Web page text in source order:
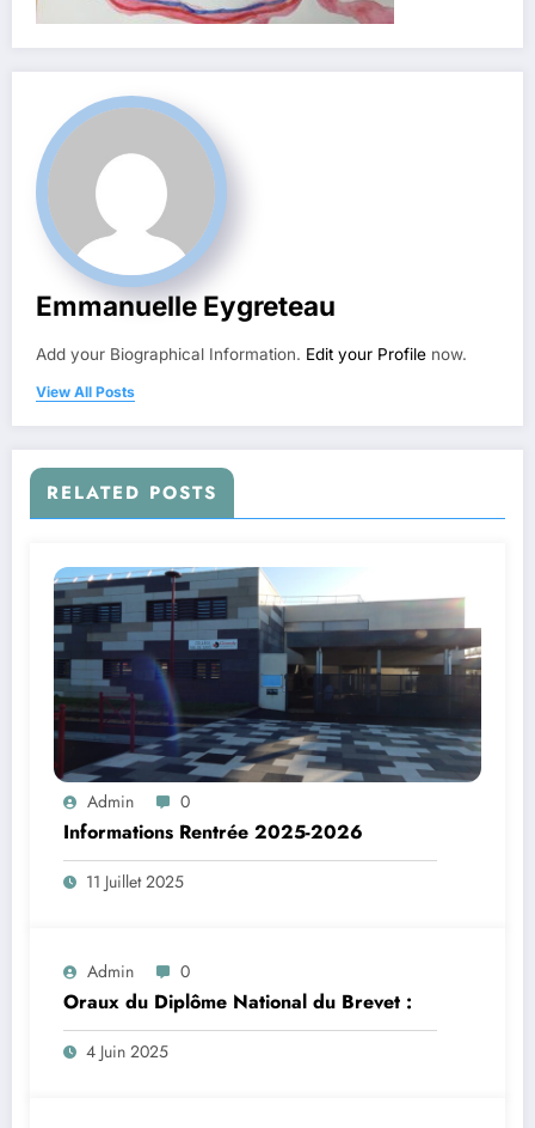
Emmanuelle Eygreteau
Add your Biographical Information. Edit your Profile now.
View All Posts
RELATED POSTS
Admin 0
Informations Rentrée 2025-2026
11 Juillet 2025
Admin 0
Oraux du Diplôme National du Brevet :
4 Juin 2025